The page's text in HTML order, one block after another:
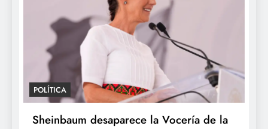
POLÍTICA
Sheinbaum desaparece la Vocería de la